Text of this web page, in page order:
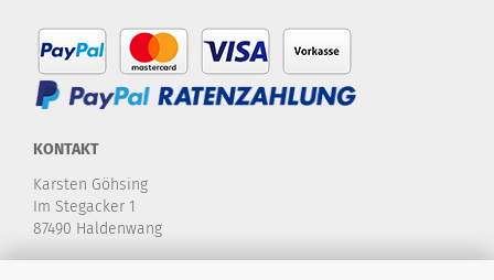
KONTAKT
Karsten Göhsing
Im Stegacker 1
87490 Haldenwang